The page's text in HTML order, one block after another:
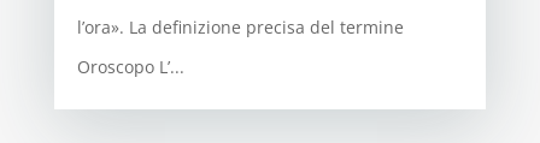
l’ora». La definizione precisa del termine
Oroscopo L’...